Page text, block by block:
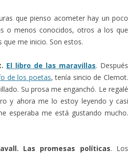
que pienso acometer hay un poco
o menos conocidos, otros a los que
me inicio. Son estos.
El libro de las maravillas. Después
de los poetas, tenía sincio de Clemot.
Su prosa me enganchó. Le regalé
y ahora me lo estoy leyendo y casi
esperaba me está gustando mucho.
Las promesas políticas. Los